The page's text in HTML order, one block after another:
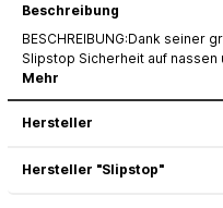
Beschreibung
BESCHREIBUNG:Dank seiner
Slipstop Sicherheit auf
Mehr
Hersteller
Hersteller "Slipstop"